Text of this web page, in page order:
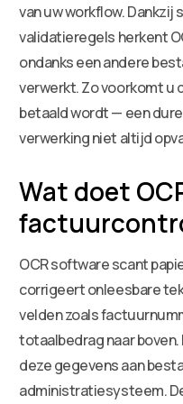
van uw workflow.
validatieregels herkent
ondanks een andere
verwerkt. Zo voorkomt u
betaald wordt — een
verwerking niet altijd
Wat doet
OCR software scant
corrigeert onleesbare
velden zoals
totaalbedrag naar
deze gegevens aan
administratiesysteem.